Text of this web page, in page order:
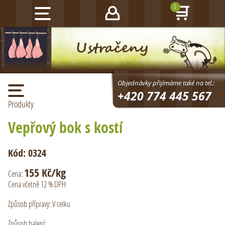
0
Objednávky přijímáme také na tel.:
+420 774 445 567
Vepřový bok s kostí
Kód: 0324
Cena:155 Kč/kg
Cena včetně 12 % DPH
Způsob přípravy:V celku